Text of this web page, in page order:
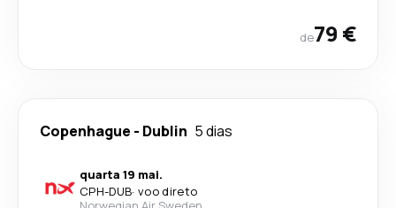
de79 €
Copenhague - Dublin 5 dias
quarta 19 mai.
CPH-DUB· voo direto